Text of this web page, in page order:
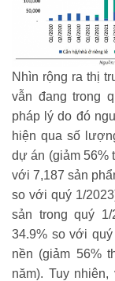
Nhìn rộng ra thị
vẫn đang trong
pháp lý do đó
hiện qua số
dự án (giảm 56%
với 7,187 sản
so với quý 1/
sản trong quý
34.9% so với
nền (giảm 56%
năm). Tuy